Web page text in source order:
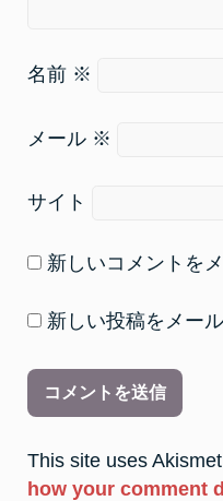
名前 ※
メール ※
サイト
新しいコメントを
新しい投稿をメー
This site uses
how your comment